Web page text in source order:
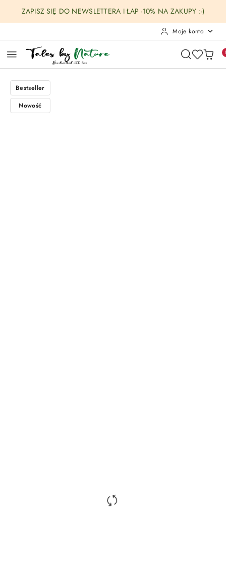
Przejdź do treści głównej
Przejdź do wyszukiwarki
Przejdź do moje konto
Przejdź do menu głównego
Przejdź do opisu produktu
Przejdź do stopki
ZAPISZ SIĘ DO NEWSLETTERA I ŁAP -10% NA ZAKUPY :-)
Moje konto
Bestseller
Nowość